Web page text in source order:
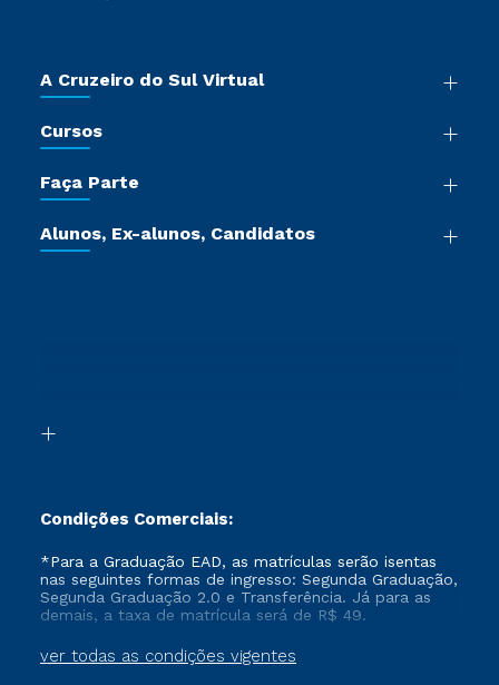
A Cruzeiro do Sul Virtual
Sala de Imprensa
Certificadoras
Jornada do Aluno
Cursos
Pós-graduação
Cursos Livres
Faça Parte
Vestibular Redação
Formação Pedagógica - R2
Alunos, Ex-alunos, Candidatos
Condições Comerciais:
ver todas as condições vigentes
*Para a Graduação EAD, as matrículas serão isentas
nas seguintes formas de ingresso: Segunda Graduação,
Segunda Graduação 2.0 e Transferência. Já para as
demais, a taxa de matrícula será de R$ 49.